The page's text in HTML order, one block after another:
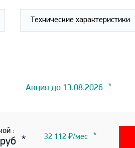
Технические характеристики
Акция до 13.08.2026
:
32 112 ₽/мес